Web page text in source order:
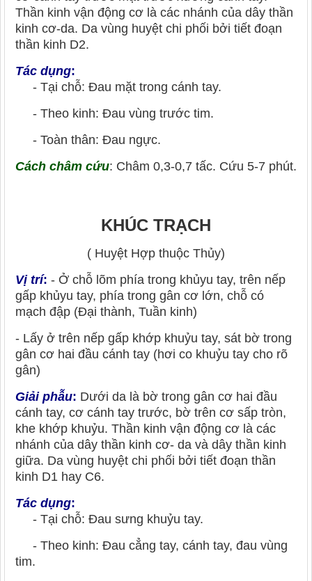
Thần kinh vận động cơ là các nhánh của dây thần
kinh cơ-da. Da vùng huyệt chi phối bởi tiết đoạn
thần kinh D2.
Tác dụng:
- Tại chỗ: Đau mặt trong cánh tay.
- Theo kinh: Đau vùng trước tim.
- Toàn thân: Đau ngực.
Cách châm cứu: Châm 0,3-0,7 tấc. Cứu 5-7 phút.
KHÚC TRẠCH
( Huyệt Hợp thuộc Thủy)
Vị trí: - Ở chỗ lõm phía trong khủyu tay, trên nếp
gấp khủyu tay, phía trong gân cơ lớn, chỗ có
mạch đập (Đại thành, Tuần kinh)
- Lấy ở trên nếp gấp khớp khuỷu tay, sát bờ trong
gân cơ hai đầu cánh tay (hơi co khuỷu tay cho rõ
gân)
Giải phẫu: Dưới da là bờ trong gân cơ hai đầu
cánh tay, cơ cánh tay trước, bờ trên cơ sấp tròn,
khe khớp khuỷu. Thần kinh vận động cơ là các
nhánh của dây thần kinh cơ- da và dây thần kinh
giữa. Da vùng huyệt chi phối bởi tiết đoạn thần
kinh D1 hay C6.
Tác dụng:
- Tại chỗ: Đau sưng khuỷu tay.
- Theo kinh: Đau cẳng tay, cánh tay, đau vùng
tim.